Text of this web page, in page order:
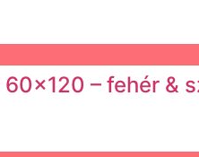
– fehér &